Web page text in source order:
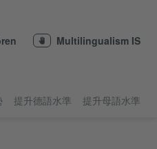
Multilingualism IS
提升德語水準 提升母語水準